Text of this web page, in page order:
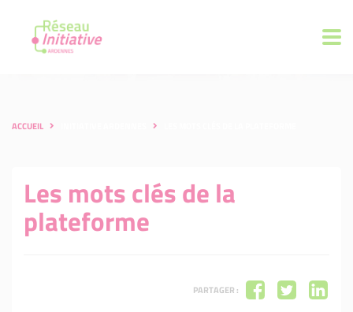
ACCUEIL
Les mots clés de la
plateforme
PARTAGER :